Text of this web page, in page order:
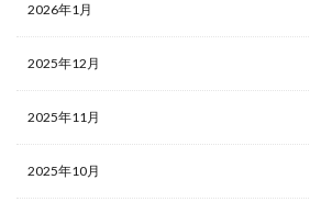
2026年1月
2025年12月
2025年11月
2025年10月